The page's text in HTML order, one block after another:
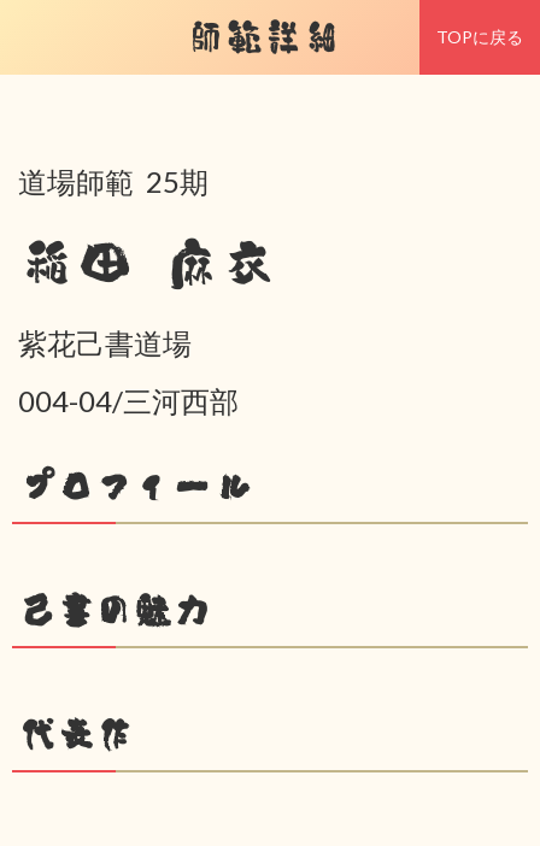
師範詳細 TOPに戻る
道場師範 25期
稲田 麻衣
紫花己書道場
004-04/三河西部
プロフィール
己書の魅力
代表作